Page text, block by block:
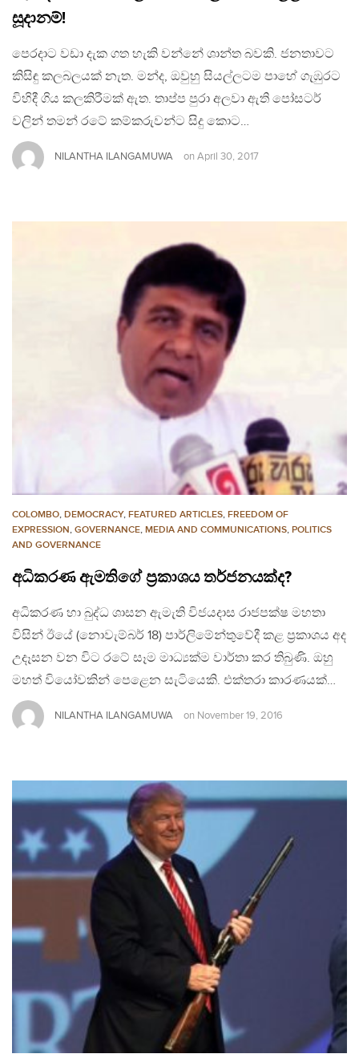
සූදානම්!
පෙරදාට වඩා දැක ගත හැකි වන්නේ ශාන්ත බවකි. ජනතාවට
කිසිඳු කලබලයක් නැත. මන්ද, ඔවුහු සියල්ලටම පාහේ ගැඹුරට
විහිදී ගිය කලකිරීමක් ඇත. තාප්ප පුරා අලවා ඇති පෝසටර්
වලින් තමන් රටේ කම්කරුවන්ට සිදු කොට…
NILANTHA ILANGAMUWA on April 30, 2017
COLOMBO, DEMOCRACY, FEATURED ARTICLES, FREEDOM OF
EXPRESSION, GOVERNANCE, MEDIA AND COMMUNICATIONS, POLITICS
AND GOVERNANCE
අධිකරණ ඇමතිගේ ප්‍රකාශය තර්ජනයක්ද?
අධිකරණ හා බුද්ධ ශාසන ඇමැති විජයදාස රාජපක්‌ෂ මහතා
විසින් ඊයේ (නොවැම්බර් 18) පාර්ලිමේන්තුවේදී කළ ප්‍රකාශය අද
උදෑසන වන විට රටේ සෑම මාධ්‍යක්ම වාර්තා කර තිබුණි. ඔහු
මහත් වියෝවකින් පෙළෙන සැටියෙකි. එක්තරා කාරණයක්…
NILANTHA ILANGAMUWA on November 19, 2016